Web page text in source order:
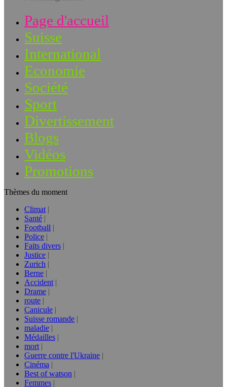
Page d'accueil
Suisse
International
Economie
Société
Sport
Divertissement
Blogs
Vidéos
Promotions
Thèmes du moment
Climat
Santé
Football
Police
Faits divers
Justice
Zurich
Berne
Accident
Drame
route
Canicule
Suisse romande
maladie
Médailles
mort
Guerre contre l'Ukraine
Cinéma
Best of watson
Femmes